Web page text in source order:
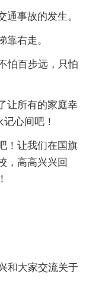
事故的发生。
右走。
怕百步远，只怕
让所有的家庭幸
心间吧！
！让我们在国旗
，高高兴兴回
和大家交流关于